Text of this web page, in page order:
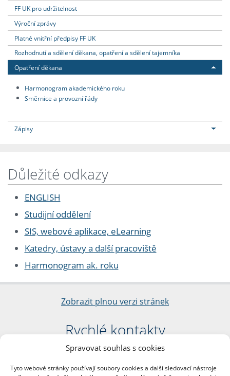
Spravovat souhlas s cookies
Tyto webové stránky používají soubory cookies a další sledovací nástroje
FF UK pro udržitelnost
Výroční zprávy
Platné vnitřní předpisy FF UK
Rozhodnutí a sdělení děkana, opatření a sdělení tajemníka
Opatření děkana
Harmonogram akademického roku
Směrnice a provozní řády
Zápisy
Důležité odkazy
ENGLISH
Studijní oddělení
SIS, webové aplikace, eLearning
Katedry, ústavy a další pracoviště
Harmonogram ak. roku
Zobrazit plnou verzi stránek
Rychlé kontakty
Filozofická fakulta
nám. Jana Palacha 1/2